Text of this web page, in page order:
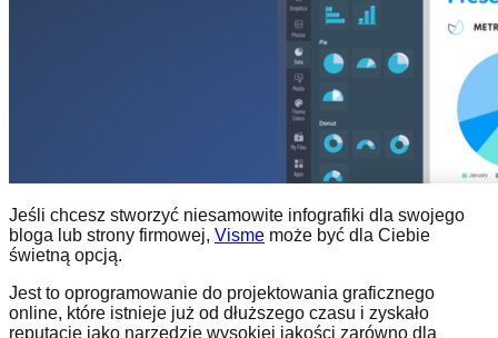
Jeśli chcesz stworzyć niesamowite infografiki dla swojego
bloga lub strony firmowej, Visme może być dla Ciebie
świetną opcją.
Jest to oprogramowanie do projektowania graficznego
online, które istnieje już od dłuższego czasu i zyskało
reputację jako narzędzie wysokiej jakości zarówno dla